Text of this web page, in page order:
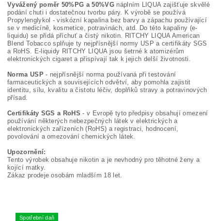
Vyvážený poměr 50%PG a 50%VGnáplním LIQUA zajišťuje skvělé
podání chuti i dostatečnou tvorbu páry. K výrobě se používá
Propylenglykol - viskózní kapalina bez barvy a zápachu používající
se v medicíně, kosmetice, potravinách, atd. Do této kapaliny (e-
liquidu) se přidá příchuť a čistý nikotin. RITCHY LIQUA American
Blend Tobacco splňuje ty nejpřísnější normy USP a certifikáty SGS
a RoHS. E-liquidy RITCHY LIQUA jsou šetrné k atomizérům
elektronických cigaret a přispívají tak k jejich delší životnosti.
Norma USP- nejpřísnější norma používaná při testování
farmaceutických a souvisejících odvětví, aby pomohla zajistit
identitu, sílu, kvalitu a čistotu léčiv, doplňků stravy a potravinových
přísad.
Certifikáty SGS a RoHS - v Evropě tyto předpisy obsahují omezení
používání některých nebezpečných látek v elektrických a
elektronických zařízeních (RoHS) a registraci, hodnocení,
povolování a omezování chemických látek.
Upozornění:
Tento výrobek obsahuje nikotin a je nevhodný pro těhotné ženy a
kojící matky.
Zákaz prodeje osobám mladším 18 let.
Spotřební daň